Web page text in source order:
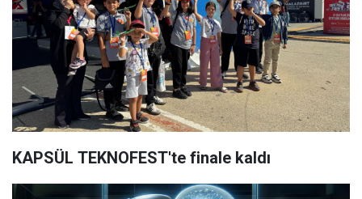
KAPSÜL TEKNOFEST'te finale kaldı